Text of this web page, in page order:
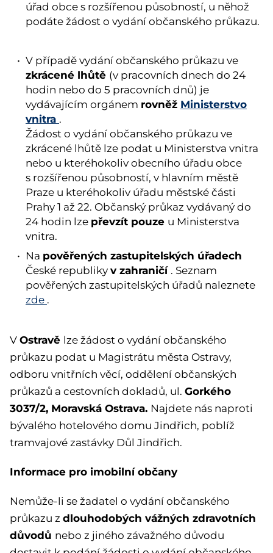
úřad obce s rozšířenou působností, u něhož
podáte žádost o vydání občanského průkazu.
V případě vydání občanského průkazu ve
zkrácené lhůtě (v pracovních dnech do 24
hodin nebo do 5 pracovních dnů) je
vydávajícím orgánem rovněž Ministerstvo
vnitra .
Žádost o vydání občanského průkazu ve
zkrácené lhůtě lze podat u Ministerstva vnitra
nebo u kteréhokoliv obecního úřadu obce
s rozšířenou působností, v hlavním městě
Praze u kteréhokoliv úřadu městské části
Prahy 1 až 22. Občanský průkaz vydávaný do
24 hodin lze převzít pouze u Ministerstva
vnitra.
Na pověřených zastupitelských úřadech
České republiky v zahraničí . Seznam
pověřených zastupitelských úřadů naleznete
zde .
V Ostravě lze žádost o vydání občanského
průkazu podat u Magistrátu města Ostravy,
odboru vnitřních věcí, oddělení občanských
průkazů a cestovních dokladů, ul. Gorkého
3037/2, Moravská Ostrava. Najdete nás naproti
bývalého hotelového domu Jindřich, poblíž
tramvajové zastávky Důl Jindřich.
Informace pro imobilní občany
Nemůže-li se žadatel o vydání občanského
průkazu z dlouhodobých vážných zdravotních
důvodů nebo z jiného závažného důvodu